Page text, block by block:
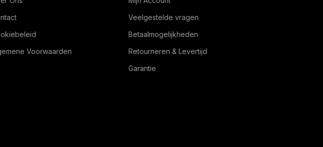
Voorwaarden
Veelgestelde vragen
Betaalmogelijkheden
Retourneren & Levertijd
Garantie